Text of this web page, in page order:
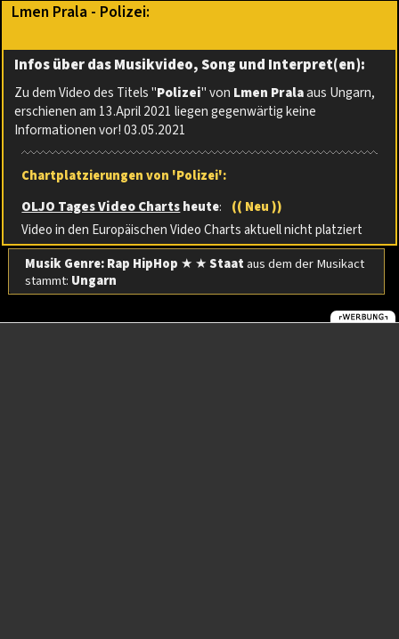
Lmen Prala - Polizei:
Infos über das Musikvideo, Song und Interpret(en):
Zu dem Video des Titels "Polizei" von Lmen Pralaaus Ungarn,
erschienen am 13.April 2021 liegen gegenwärtig keine
Informationen vor! 03.05.2021
Chartplatzierungen von 'Polizei':
OLJO Tages Video Chartsheute:
(( Neu ))
Video in den Europäischen Video Charts aktuell nicht platziert
Musik Genre: Rap HipHop ★ ★Staataus dem der Musikact
stammt: Ungarn